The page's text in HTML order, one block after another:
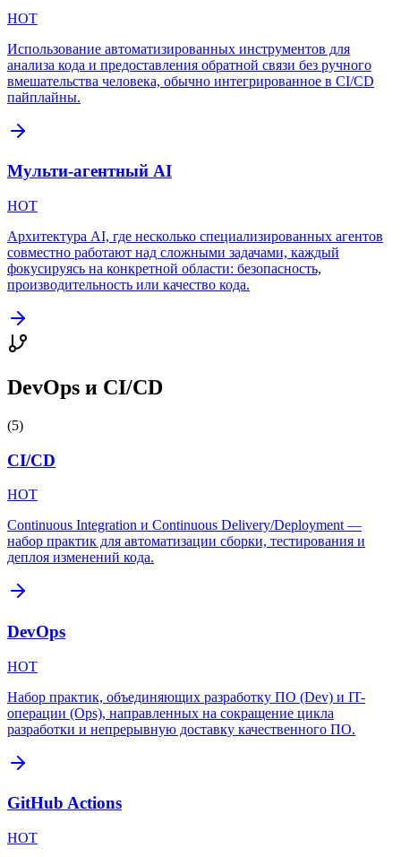
HOT
Использование автоматизированных инструментов для
анализа кода и предоставления обратной связи без ручного
вмешательства человека, обычно интегрированное в CI/CD
пайплайны.
Мульти-агентный AI
HOT
Архитектура AI, где несколько специализированных агентов
совместно работают над сложными задачами, каждый
фокусируясь на конкретной области: безопасность,
производительность или качество кода.
DevOps и CI/CD
(5)
CI/CD
HOT
Continuous Integration и Continuous Delivery/Deployment —
набор практик для автоматизации сборки, тестирования и
деплоя изменений кода.
DevOps
HOT
Набор практик, объединяющих разработку ПО (Dev) и IT-
операции (Ops), направленных на сокращение цикла
разработки и непрерывную доставку качественного ПО.
GitHub Actions
HOT